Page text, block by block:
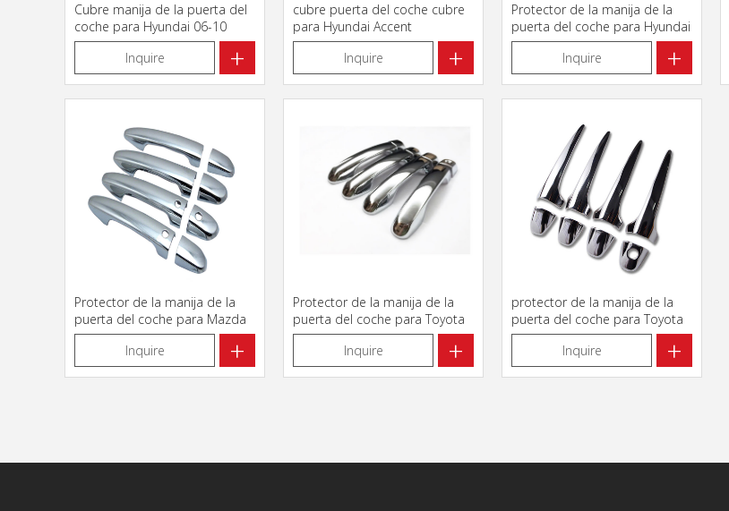
Cubre manija de la puerta del
coche para Hyundai 06-10
Sonata
Inquire
+
cubre puerta del coche cubre
para Hyundai Accent
Inquire
+
Protector de la manija de la
puerta del coche para Hyundai
Elantra 2012-2015
Inquire
+
Protector de la manija de la
puerta del coche para Mazda
CX-9
Inquire
+
Protector de la manija de la
puerta del coche para Toyota
Prado Fj150 2010-2018
Inquire
+
protector de la manija de la
puerta del coche para Toyota
RAV4 2013-2017
Inquire
+